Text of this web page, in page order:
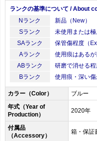
ランクの基準について / About
Nランク
新品（New）
Sランク
未使用または極
SAランク
保管傷程度（
Aランク
使用痕はあるが
ABランク
研磨で消せる程
Bランク
使用痕・深い傷
カラー（Color）
ブルー
年式（Year of
Production）
2020年
付属品
（Accessory）
箱・保証